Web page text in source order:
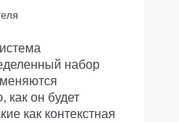
набор
как он будет
как контекстная